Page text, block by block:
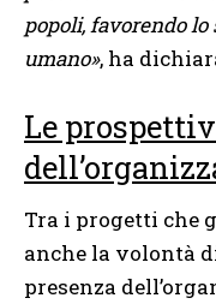
popoli, favorendo
umano», ha
Le
Tra i progetti che
anche la volontà
presenza